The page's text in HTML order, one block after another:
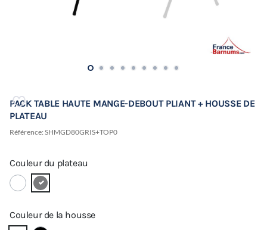
PACK TABLE HAUTE MANGE-DEBOUT PLIANT + HOUSSE DE
PLATEAU
Référence: SHMGD80GRIS+TOP0
Couleur du plateau
Couleur de la housse